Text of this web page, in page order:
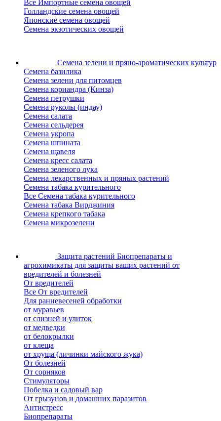
Все Импортные семена овощей
Голландские семена овощей
Японские семена овощей
Семена экзотических овощей
Семена зелени и пряно-ароматических культур
Семена базилика
Семена зелени для питомцев
Семена кориандра (Кинза)
Семена петрушки
Семена руколы (индау)
Семена салата
Семена сельдерея
Семена укропа
Семена шпината
Семена щавеля
Семена кресс салата
Семена зеленого лука
Семена лекарственных и пряных растений
Семена табака курительного
Все Семена табака курительного
Семена табака Вирджиния
Семена крепкого табака
Семена микрозелени
Защита растений Биопрепараты и
агрохимикаты для защиты ваших растений от
вредителей и болезней
От вредителей
Все От вредителей
Для ранневесеней обработки
от муравьев
от слизней и улиток
от медведки
от белокрылки
от клеща
от хруща (личинки майского жука)
От болезней
От сорняков
Стимуляторы
Побелка и садовый вар
От грызунов и домашних паразитов
Антистресс
Биопрепараты